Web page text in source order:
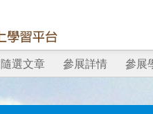
隨選文章 參展詳情 參展